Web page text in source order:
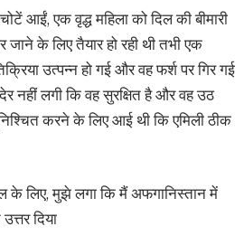
आईं, एक वृद्ध महिला को दिल की बीमारी
के लिए तैयार हो रही थी तभी एक
उत्पन्न हो गई और वह फर्श पर गिर गई
नहीं लगी कि वह सुरक्षित है और वह उठ
करने के लिए आई थी कि एमिली ठीक
के लिए, मुझे लगा कि मैं अफगानिस्तान में
दिया